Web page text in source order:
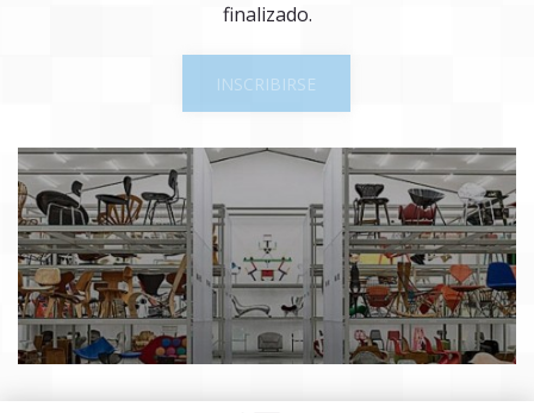
finalizado.
INSCRIBIRSE